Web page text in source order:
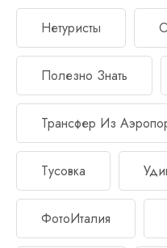
Нетуристы
Полезно Знать
Трансфер Из
Тусовка
ФотоИталия